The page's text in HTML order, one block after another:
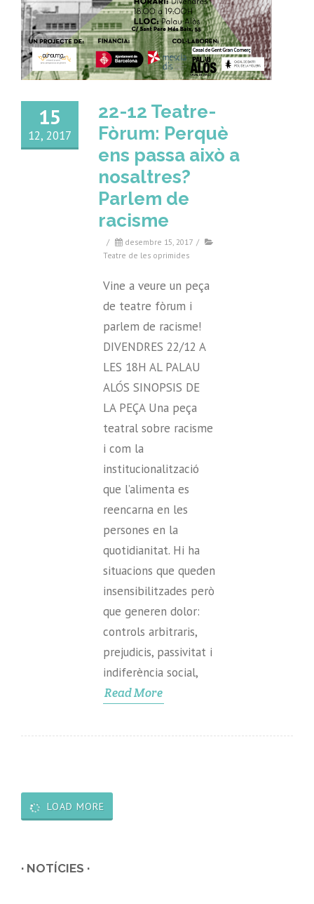
15
12, 2017
22-12 Teatre-
Fòrum: Perquè
ens passa això a
nosaltres?
Parlem de
racisme
/ desembre 15, 2017 /
Teatre de les oprimides
Vine a veure un peça
de teatre fòrum i
parlem de racisme!
DIVENDRES 22/12 A
LES 18H AL PALAU
ALÓS SINOPSIS DE
LA PEÇA Una peça
teatral sobre racisme
i com la
institucionalització
que l’alimenta es
reencarna en les
persones en la
quotidianitat. Hi ha
situacions que queden
insensibilitzades però
que generen dolor:
controls arbitraris,
prejudicis, passivitat i
indiferència social,
Read More
LOAD MORE
· NOTÍCIES ·